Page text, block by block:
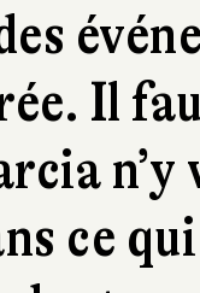
des
Il
n’y
ce